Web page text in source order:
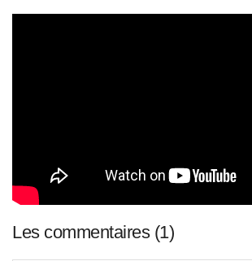
Les commentaires (1)